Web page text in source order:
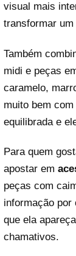
visual mais
transformar
Também
midi e peças
caramelo,
muito bem
equilibrada e
Para quem
apostar em
peças com
informação por
que ela
chamativos.